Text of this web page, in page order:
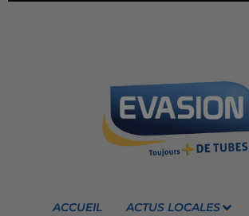
ACCUEIL ACTUS LOCALES